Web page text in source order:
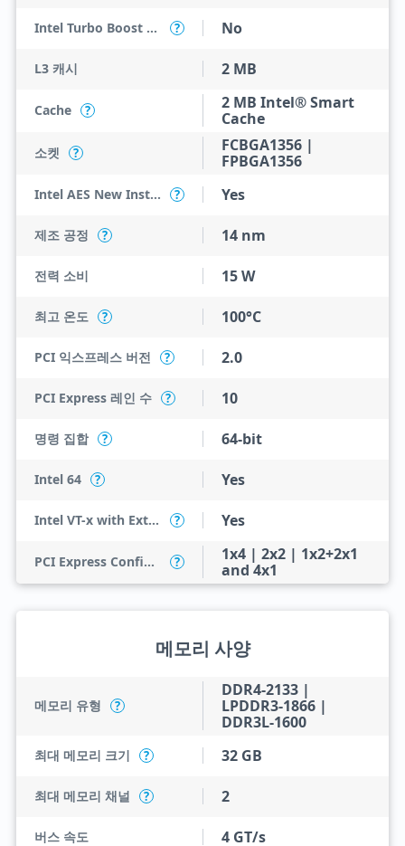
Intel Turbo Boost Technology ? No
L3 캐시 2 MB
Cache ?
2 MB Intel® Smart
Cache
소켓 ?
FCBGA1356 |
FPBGA1356
Intel AES New Instructions ? Yes
제조 공정 ? 14 nm
전력 소비 15 W
최고 온도 ? 100°C
PCI 익스프레스 버전 ? 2.0
PCI Express 레인 수 ? 10
명령 집합 ? 64-bit
Intel 64 ? Yes
Intel VT-x with Extended Page Tables (EPT) ? Yes
PCI Express Configurations ?
1x4 | 2x2 | 1x2+2x1
and 4x1
메모리 사양
메모리 유형 ?
DDR4-2133 |
LPDDR3-1866 |
DDR3L-1600
최대 메모리 크기 ? 32 GB
최대 메모리 채널 ? 2
버스 속도 4 GT/s